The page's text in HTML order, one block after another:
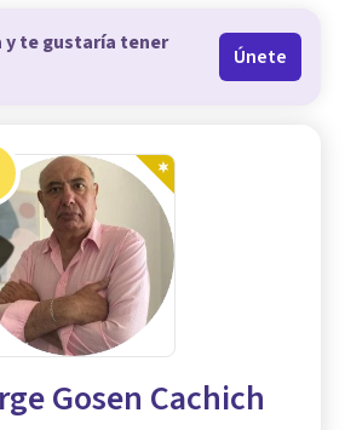
y te gustaría tener
Únete
Gosen Cachich